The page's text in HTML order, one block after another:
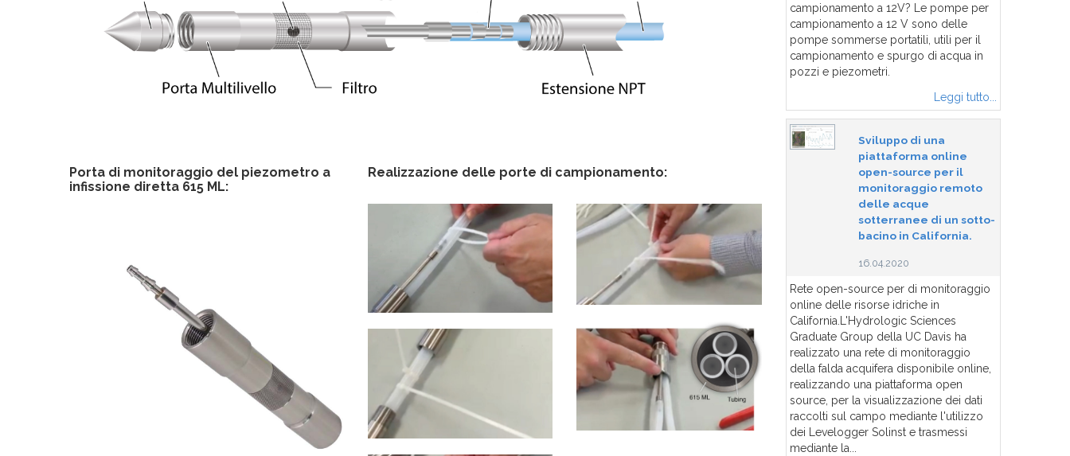
Porta di monitoraggio del piezometro a
infissione diretta 615 ML:
Realizzazione delle porte di campionamento:
campionamento a 12V? Le pompe per
campionamento a 12 V sono delle
pompe sommerse portatili, utili per il
campionamento e spurgo di acqua in
pozzi e piezometri.
Leggi tutto...
Sviluppo di una
piattaforma online
open-source per il
monitoraggio remoto
delle acque
sotterranee di un sotto-
bacino in California.
16.04.2020
Rete open-source per di monitoraggio
online delle risorse idriche in
California.L'Hydrologic Sciences
Graduate Group della UC Davis ha
realizzato una rete di monitoraggio
della falda acquifera disponibile online,
realizzando una piattaforma open
source, per la visualizzazione dei dati
raccolti sul campo mediante l'utilizzo
dei Levelogger Solinst e trasmessi
mediante la...